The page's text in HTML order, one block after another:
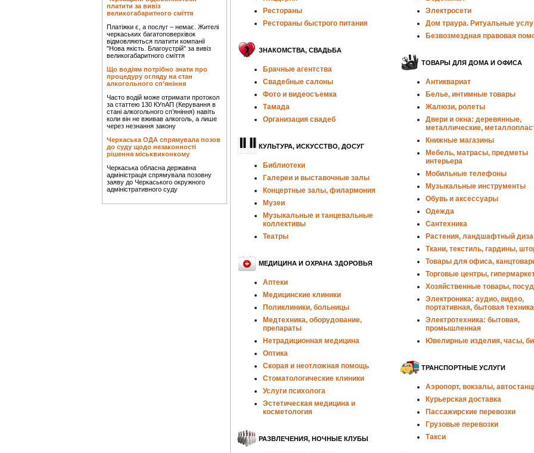
платити за вивіз
великогабаритного сміття
Платіжки є, а послуг – немає. Жителі
черкаських багатоповерхівок
відмовляються платити компанії
"Нова якість. Благоустрій" за вивіз
великогабаритного сміття
Що водіям потрібно знати про
процедуру огляду на стан
алкогольного сп’яніння
Часто водій може отримати протокол
за статтею 130 КУпАП (Керування в
стані алкогольного сп’яніння) навіть
коли він не вживав алкоголь, а лише
через незнання закону
Черкаська ОДА спрямувала позов
до суду щодо незаконності
рішення міськвиконкому
Черкаська обласна державна
адміністрація спрямувала позовну
заяву до Черкаського окружного
адміністративного суду
Рестораны
Рестораны быстрого питания
ЗНАКОМСТВА, СВАДЬБА
Брачные агентства
Свадебные салоны
Фото и видеосъемка
Тамада
Организация свадеб
КУЛЬТУРА, ИСКУССТВО, ДОСУГ
Библиотеки
Галереи и выставочные залы
Концертные залы, филармония
Музеи
Музыкальные и танцевальные
коллективы
Театры
МЕДИЦИНА И ОХРАНА ЗДОРОВЬЯ
Аптеки
Медицинские клиники
Поликлиники, больницы
Медтехника, оборудование,
препараты
Нетрадиционная медицина
Оптика
Скорая и неотложная помощь
Стоматологические клиники
Услуги психолога
Эстетическая медицина и
косметология
РАЗВЛЕЧЕНИЯ, НОЧНЫЕ КЛУБЫ
Электросети
Дом траура. Ритуальные
Безвозмездная правовая
ТОВАРЫ ДЛЯ ДОМА И ОФИСА
Антиквариат
Белье, интимные товары
Жалюзи, ролеты
Двери и окна: деревянные,
металлические,
Книжные магазины
Мебель, матрасы, предметы
интерьера
Мобильные телефоны
Музыкальные инструменты
Обувь и аксессуары
Одежда
Сантехника
Растения, ландшафтный
Ткани, текстиль, гардины,
Товары для офиса,
Торговые центры,
Хозяйственные товары,
Электроника: аудио, видео,
портативная, бытовая техника
Электротехника: бытовая,
промышленная
Ювелирные изделия, часы,
ТРАНСПОРТНЫЕ УСЛУГИ
Аэропорт, вокзалы,
Курьерская доставка
Пассажирские перевозки
Грузовые перевозки
Такси